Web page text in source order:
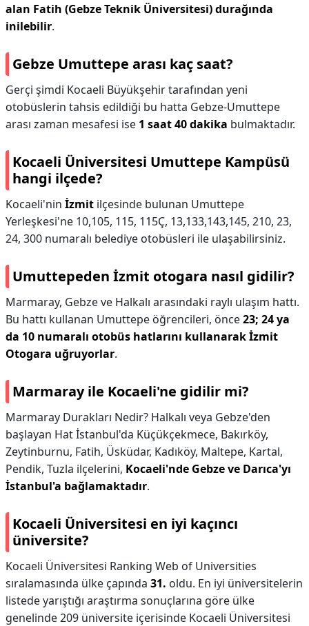
alan Fatih (Gebze Teknik Üniversitesi) durağında
inilebilir.
Gebze Umuttepe arası kaç saat?
Gerçi şimdi Kocaeli Büyükşehir tarafından yeni
otobüslerin tahsis edildiği bu hatta Gebze-Umuttepe
arası zaman mesafesi ise 1 saat 40 dakika bulmaktadır.
Kocaeli Üniversitesi Umuttepe Kampüsü
hangi ilçede?
Kocaeli'nin İzmit ilçesinde bulunan Umuttepe
Yerleşkesi'ne 10,105, 115, 115Ç, 13,133,143,145, 210, 23,
24, 300 numaralı belediye otobüsleri ile ulaşabilirsiniz.
Umuttepeden İzmit otogara nasıl gidilir?
Marmaray, Gebze ve Halkalı arasındaki raylı ulaşım hattı.
Bu hattı kullanan Umuttepe öğrencileri, önce23; 24 ya
da 10 numaralı otobüs hatlarını kullanarak İzmit
Otogara uğruyorlar.
Marmaray ile Kocaeli'ne gidilir mi?
Marmaray Durakları Nedir? Halkalı veya Gebze'den
başlayan Hat İstanbul'da Küçükçekmece, Bakırköy,
Zeytinburnu, Fatih, Üsküdar, Kadıköy, Maltepe, Kartal,
Pendik, Tuzla ilçelerini, Kocaeli'nde Gebze ve Darıca'yı
İstanbul'a bağlamaktadır.
Kocaeli Üniversitesi en iyi kaçıncı
üniversite?
Kocaeli Üniversitesi Ranking Web of Universities
sıralamasında ülke çapında 31. oldu. En iyi üniversitelerin
listede yarıştığı araştırma sonuçlarına göre ülke
genelinde 209 üniversite içerisinde Kocaeli Üniversitesi